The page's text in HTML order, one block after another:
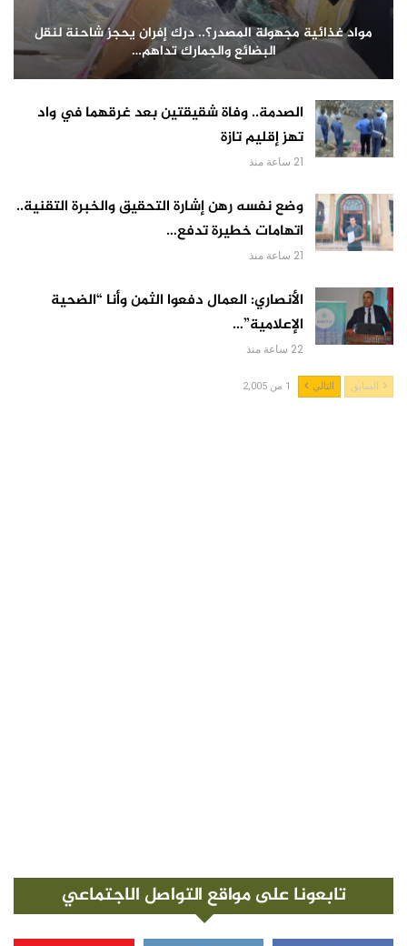
مواد غذائية مجهولة المصدر؟.. درك إفران يحجز شاحنة لنقل
البضائع والجمارك تداهم…
الصدمة.. وفاة شقيقتين بعد غرقهما في واد
تهز إقليم تازة
21 ساعة منذ
وضع نفسه رهن إشارة التحقيق والخبرة التقنية..
اتهامات خطيرة تدفع…
21 ساعة منذ
الأنصاري: العمال دفعوا الثمن وأنا “الضحية
الإعلامية”…
22 ساعة منذ
السابق التالي 1 من 2,005
تابعونا على مواقع التواصل الاجتماعي